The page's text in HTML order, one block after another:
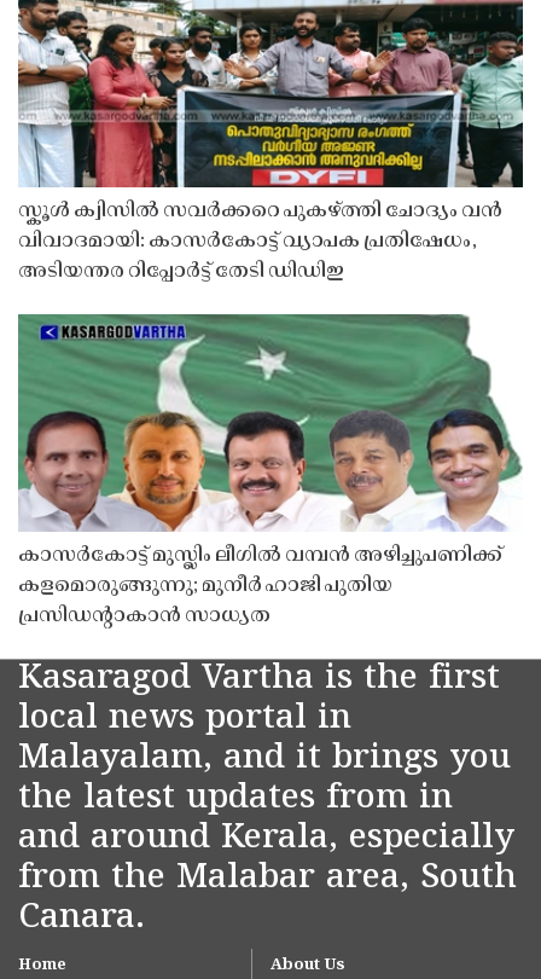
സ്കൂൾ ക്വിസിൽ സവർക്കറെ പുകഴ്ത്തി ചോദ്യം വൻ
വിവാദമായി: കാസർകോട്ട് വ്യാപക പ്രതിഷേധം,
അടിയന്തര റിപ്പോർട്ട് തേടി ഡിഡിഇ
കാസർകോട്ട് മുസ്ലിം ലീഗിൽ വമ്പൻ അഴിച്ചുപണിക്ക്
കളമൊരുങ്ങുന്നു; മുനീർ ഹാജി പുതിയ
പ്രസിഡൻ്റാകാൻ സാധ്യത
Kasaragod Vartha is the first
local news portal in
Malayalam, and it brings you
the latest updates from in
and around Kerala, especially
from the Malabar area, South
Canara.
Home About Us